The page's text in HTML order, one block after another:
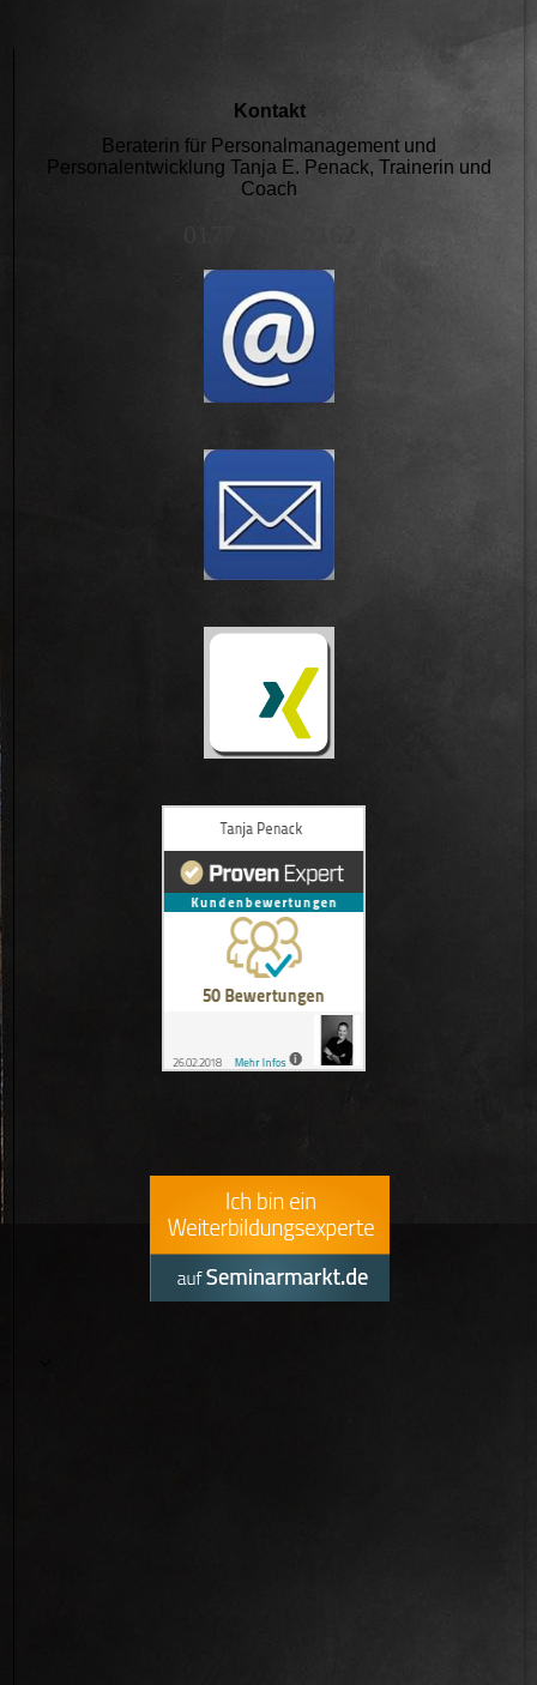
Kontakt
Beraterin für Personalmanagement und
Personalentwicklung Tanja E. Penack, Trainerin und
Coach